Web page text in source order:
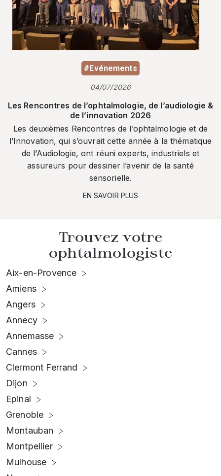
#Evénements
04/07/2026
Les Rencontres de l’ophtalmologie, de l’audiologie &
de l’innovation 2026
Les deuxièmes Rencontres de l’ophtalmologie et de
l’Innovation, qui s’ouvrait cette année à la thématique
de l’Audiologie, ont réuni experts, industriels et
assureurs pour dessiner l’avenir de la santé
sensorielle.
EN SAVOIR PLUS
Trouvez votre
ophtalmologiste
Aix-en-Provence
Amiens
Angers
Annecy
Annemasse
Cannes
Clermont Ferrand
Dijon
Epinal
Grenoble
Montauban
Montpellier
Mulhouse